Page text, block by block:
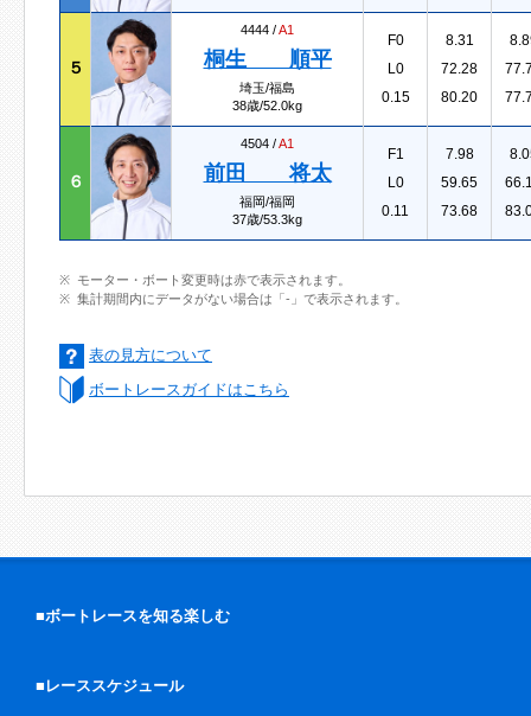
５
4444 /A1
桐生 順平
埼玉/福島
38歳/52.0kg
F0
L0
0.15
8.31
72.28
80.20
６
4504 /A1
前田 将太
福岡/福岡
37歳/53.3kg
F1
L0
0.11
7.98
59.65
73.68
モーター・ボート変更時は赤で表示されます。
集計期間内にデータがない場合は「-」で表示されます。
表の見方について
ボートレースガイドはこちら
■ボートレースを知る楽しむ
■レーススケジュール